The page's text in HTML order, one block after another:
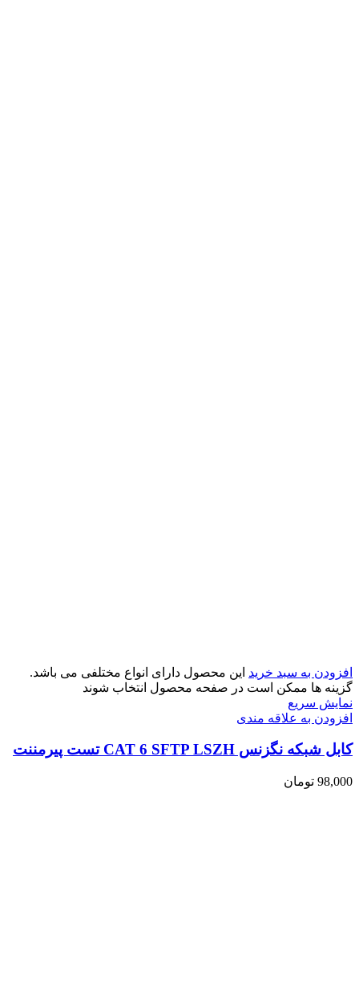
افزودن به سبد خرید این محصول دارای انواع مختلفی می باشد.
گزینه ها ممکن است در صفحه محصول انتخاب شوند
نمایش سریع
افزودن به علاقه مندی
کابل شبکه نگزنس CAT 6 SFTP LSZH تست پیرمننت
98,000 تومان